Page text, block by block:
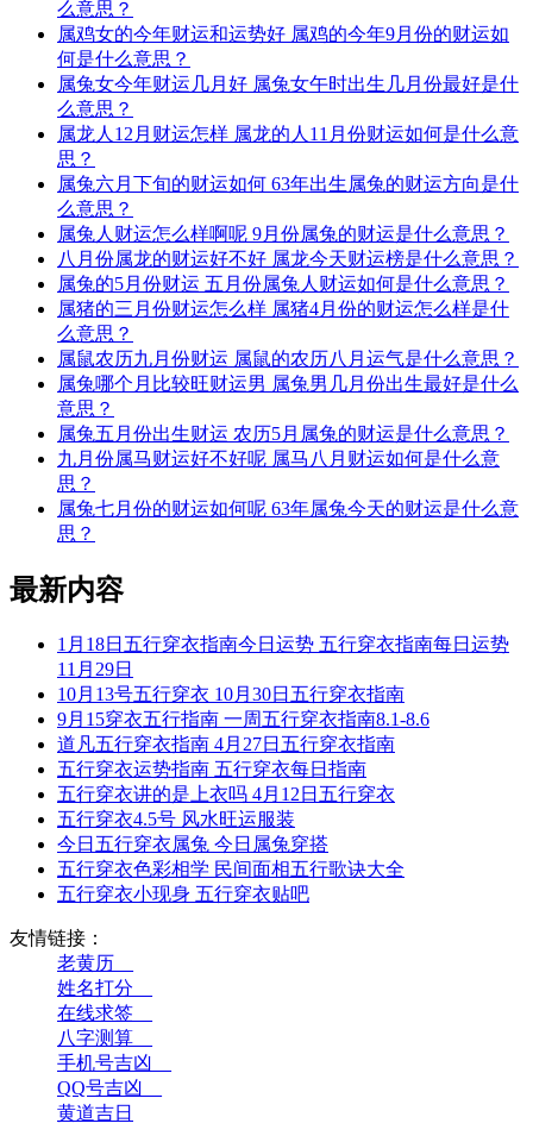
么意思？
属鸡女的今年财运和运势好 属鸡的今年9月份的财运如
何是什么意思？
属兔女今年财运几月好 属兔女午时出生几月份最好是什
么意思？
属龙人12月财运怎样 属龙的人11月份财运如何是什么意
思？
属兔六月下旬的财运如何 63年出生属兔的财运方向是什
么意思？
属兔人财运怎么样啊呢 9月份属兔的财运是什么意思？
八月份属龙的财运好不好 属龙今天财运榜是什么意思？
属兔的5月份财运 五月份属兔人财运如何是什么意思？
属猪的三月份财运怎么样 属猪4月份的财运怎么样是什
么意思？
属鼠农历九月份财运 属鼠的农历八月运气是什么意思？
属兔哪个月比较旺财运男 属兔男几月份出生最好是什么
意思？
属兔五月份出生财运 农历5月属兔的财运是什么意思？
九月份属马财运好不好呢 属马八月财运如何是什么意
思？
属兔七月份的财运如何呢 63年属兔今天的财运是什么意
思？
最新内容
1月18日五行穿衣指南今日运势 五行穿衣指南每日运势
11月29日
10月13号五行穿衣 10月30日五行穿衣指南
9月15穿衣五行指南 一周五行穿衣指南8.1-8.6
道凡五行穿衣指南 4月27日五行穿衣指南
五行穿衣运势指南 五行穿衣每日指南
五行穿衣讲的是上衣吗 4月12日五行穿衣
五行穿衣4.5号 风水旺运服装
今日五行穿衣属兔 今日属兔穿搭
五行穿衣色彩相学 民间面相五行歌诀大全
五行穿衣小现身 五行穿衣贴吧
友情链接：
老黄历__
姓名打分__
在线求签__
八字测算__
手机号吉凶__
QQ号吉凶__
黄道吉日